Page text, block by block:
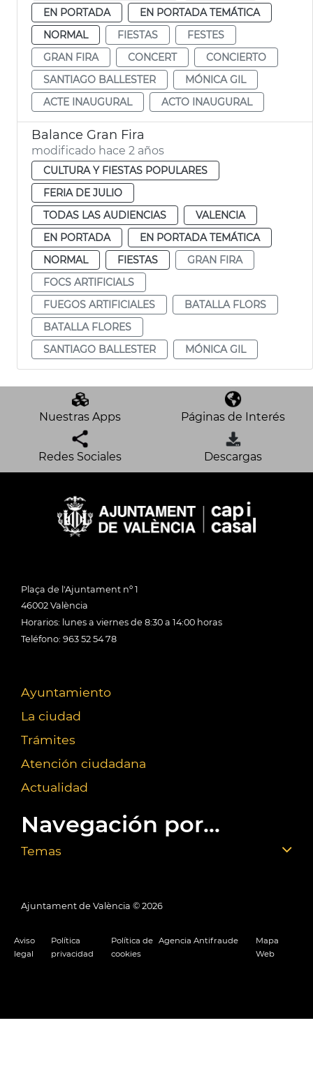
EN PORTADA
EN PORTADA TEMÁTICA
NORMAL
FIESTAS
FESTES
GRAN FIRA
CONCERT
CONCIERTO
SANTIAGO BALLESTER
MÓNICA GIL
ACTE INAUGURAL
ACTO INAUGURAL
Balance Gran Fira
modificado hace 2 años
CULTURA Y FIESTAS POPULARES
FERIA DE JULIO
TODAS LAS AUDIENCIAS
VALENCIA
EN PORTADA
EN PORTADA TEMÁTICA
NORMAL
FIESTAS
GRAN FIRA
FOCS ARTIFICIALS
FUEGOS ARTIFICIALES
BATALLA FLORS
BATALLA FLORES
SANTIAGO BALLESTER
MÓNICA GIL
Nuestras Apps Páginas de Interés
Redes Sociales Descargas
Plaça de l'Ajuntament nº 1
46002 València
Horarios: lunes a viernes de 8:30 a 14:00 horas
Teléfono: 963 52 54 78
Ayuntamiento
La ciudad
Trámites
Atención ciudadana
Actualidad
Navegación por...
Temas
Ajuntament de València © 2026
Aviso
legal
Política
privacidad
Política de
cookies
Agencia Antifraude
Mapa
Web